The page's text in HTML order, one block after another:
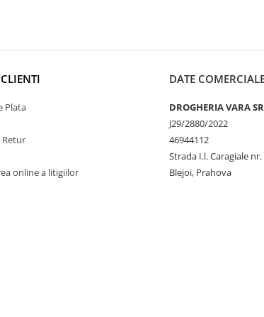
Plata
Retur
online a litigiilor
DATE
DROGHERIA VARA
J29/2880/2022
46944112
Strada I.l. Caragiale nr.
Blejoi, Prahova